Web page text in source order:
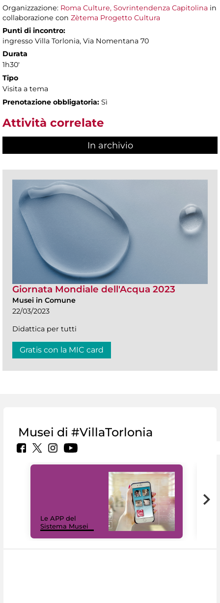
Organizzazione: Roma Culture, Sovrintendenza Capitolina in
collaborazione con Zètema Progetto Cultura
Punti di incontro:
ingresso Villa Torlonia, Via Nomentana 70
Durata
1h30'
Tipo
Visita a tema
Prenotazione obbligatoria: Sì
Attività correlate
In archivio
Giornata Mondiale dell'Acqua 2023
Musei in Comune
22/03/2023
Didattica per tutti
Gratis con la MIC card
Musei di #VillaTorlonia
Le APP del
Sistema Musei